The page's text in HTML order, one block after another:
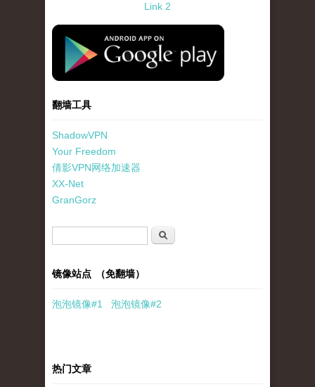
Link 2
standard-icon-googleplay-app-store.png
翻墙工具
ShadowVPN
Your Freedom
倩影VPN网络加速器
XX-Net
GranGorz
搜索
镜像站点 （免翻墙）
泡泡镜像#1 泡泡镜像#2
热门文章